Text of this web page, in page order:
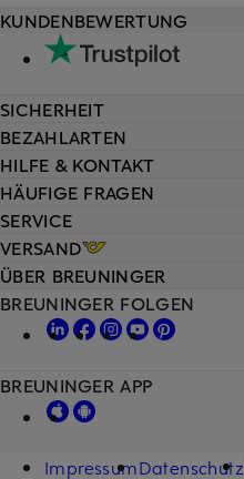
HILFE & KONTAKT
HÄUFIGE FRAGEN
SERVICE
VERSAND
KUNDENBEWERTUNG
SICHERHEIT
BEZAHLARTEN
ÜBER BREUNINGER
BREUNINGER FOLGEN
BREUNINGER APP
ImpressumDatenschutz